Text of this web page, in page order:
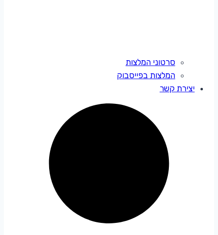
סרטוני המלצות
המלצות בפייסבוק
יצירת קשר